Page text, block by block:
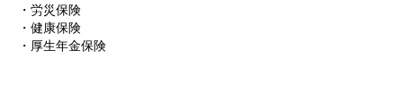
・労災保険
・健康保険
・厚生年金保険